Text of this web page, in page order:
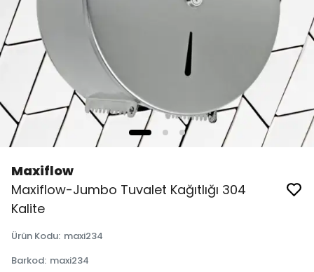
Maxiflow
Maxiflow-Jumbo Tuvalet Kağıtlığı 304
Kalite
Ürün Kodu: maxi234
Barkod: maxi234